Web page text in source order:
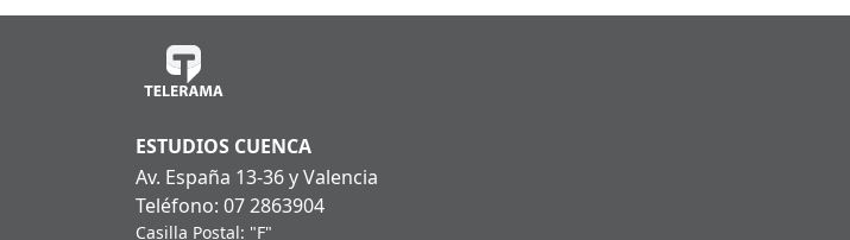
ESTUDIOS CUENCA
Av. España 13-36 y Valencia
Teléfono: 07 2863904
Casilla Postal: "F"